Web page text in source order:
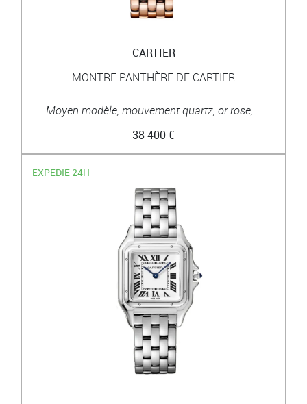
CARTIER
MONTRE PANTHÈRE DE CARTIER
Moyen modèle, mouvement quartz, or rose,...
38 400 €
EXPÉDIÉ 24H